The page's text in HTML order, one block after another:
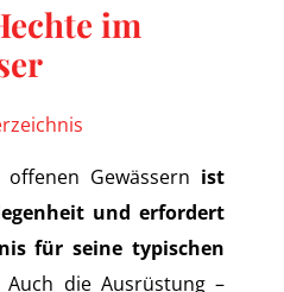
im
Gewässern ist
und erfordert
für seine typischen
Auch die Ausrüstung –